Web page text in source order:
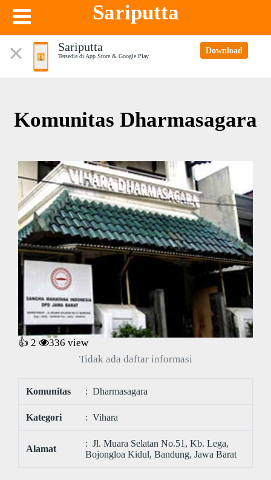
Sariputta
Sariputta
Tersedia di App Store & Google Play
Download
Komunitas Dharmasagara
👍 2 336 view
Tidak ada daftar informasi
Komunitas : Dharmasagara
Kategori : Vihara
Alamat
: Jl. Muara Selatan No.51, Kb. Lega,
Bojongloa Kidul, Bandung, Jawa Barat